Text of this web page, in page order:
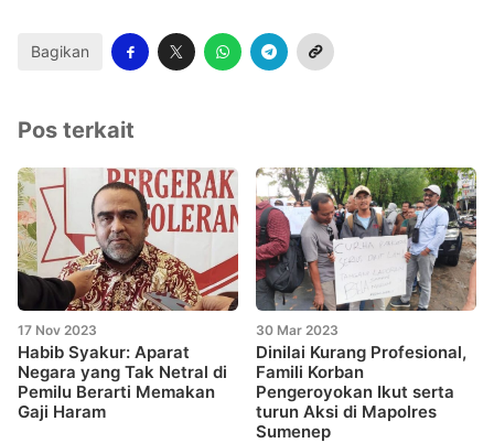
Bagikan
Pos terkait
17 Nov 2023
Habib Syakur: Aparat
Negara yang Tak Netral di
Pemilu Berarti Memakan
Gaji Haram
30 Mar 2023
Dinilai Kurang Profesional,
Famili Korban
Pengeroyokan Ikut serta
turun Aksi di Mapolres
Sumenep